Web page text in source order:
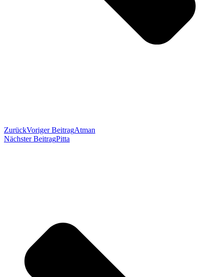
ZurückVoriger BeitragAtman
Nächster BeitragPitta